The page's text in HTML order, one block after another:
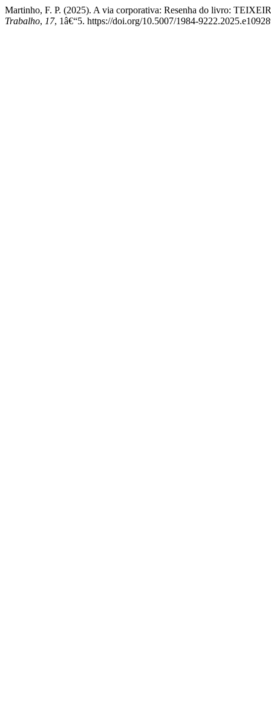
Martinho, F. P. (2025). A via corporativa: Resenha do livro:
Trabalho, 17, 1â€“5. https://doi.org/10.5007/1984-